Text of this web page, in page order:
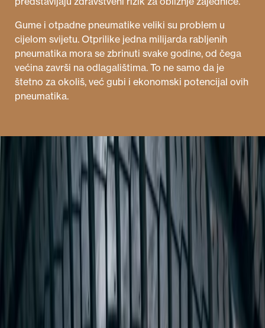
Gume i otpadne pneumatike veliki su problem u
cijelom svijetu. Otprilike jedna milijarda rabljenih
pneumatika mora se zbrinuti svake godine, od čega
većina završi na odlagalištima. To ne samo da je
štetno za okoliš, već gubi i ekonomski potencijal ovih
pneumatika.